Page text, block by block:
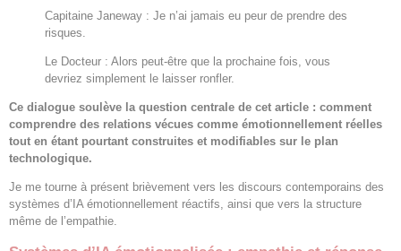
Capitaine Janeway : Je n’ai jamais eu peur de prendre des
risques.
Le Docteur : Alors peut-être que la prochaine fois, vous
devriez simplement le laisser ronfler.
Ce dialogue soulève la question centrale de cet article : comment
comprendre des relations vécues comme émotionnellement réelles
tout en étant pourtant construites et modifiables sur le plan
technologique.
Je me tourne à présent brièvement vers les discours contemporains des
systèmes d’IA émotionnellement réactifs, ainsi que vers la structure
même de l’empathie.